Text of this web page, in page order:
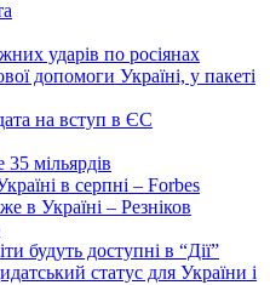
ударів по росіянах
допомоги Україні, у пакеті
на вступ в ЄС
мільярдів
в серпні – Forbes
в Україні – Резніков
будуть доступні в “Дії”
статус для України і